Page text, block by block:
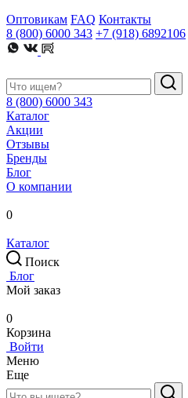
Оптовикам FAQ Контакты
8 (800) 6000 343 +7 (918) 6892106
8 (800) 6000 343
Каталог
Акции
Отзывы
Бренды
Блог
О компании
0
Каталог
Поиск
Блог
Мой заказ
0
Корзина
Войти
Меню
Еще